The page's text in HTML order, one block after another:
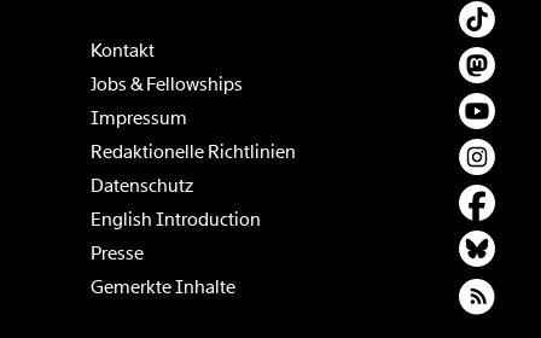
Kontakt
Jobs & Fellowships
Impressum
Redaktionelle Richtlinien
Datenschutz
English Introduction
Presse
Gemerkte Inhalte